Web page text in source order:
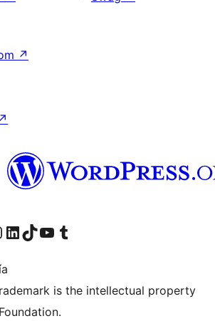
↗
↗
de Facebook
cuenta de Instagram
Visita nuestra cuenta de LinkedIn
Visita nuestra cuenta de TikTok
Visita nuestro canal de YouTube
Visita nuestra cuenta de Tumblr
is the intellectual property